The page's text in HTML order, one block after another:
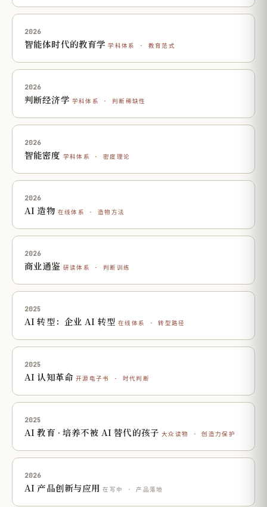
2026
智能体时代的教育学 学科体系 · 教育范式
2026
判断经济学 学科体系 · 判断稀缺性
2026
智能密度 学科体系 · 密度理论
2026
AI 造物 在线体系 · 造物方法
2026
商业通鉴 研读体系 · 判断训练
2025
AI 转型：企业 AI 转型 在线体系 · 转型路径
2025
AI 认知革命 开源电子书 · 时代判断
2025
AI 教育 · 培养不被 AI 替代的孩子 大众读物 · 创造力保护
2026
AI 产品创新与应用 在写中 · 产品落地